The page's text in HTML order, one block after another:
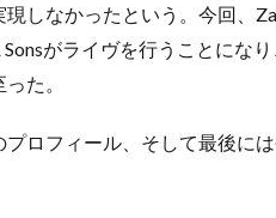
しなかったという。今回、
がライヴを行うことにな
た。
ロフィール、そして最後に